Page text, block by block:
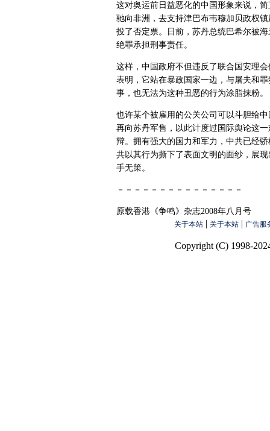
这对奥运前日益恶化的中国形象来说，
驰向非洲，去支持津巴布韦穆加贝政权
投了否定票。日前，苏丹总统巴希尔被
绝罪承担刑事责任。
这样，中国政府不但违反了联合国安理
表明，它站在暴政国家一边，与屠夫和
事，也无法为这种丑恶的行为涂脂抹粉。
也许某个被雇用的公关公司可以斗胆给
再向苏丹军售，以此计度过国际舆论这
辩。拥有强大的国力和军力，中共已经
共以其行为撕下了表面文明的面纱，展
手无策。
－－－－－－－－－－－－－－－
原载香港《争鸣》杂志2008年八月号
关于本站 | 关于本站 | 广告服
Copyright (C) 1998-